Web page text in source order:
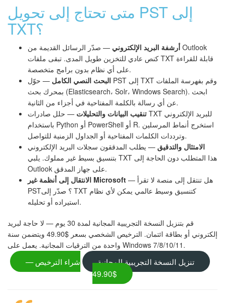
متى تحتاج إلى تحويل PST إلى
TXT؟
أرشفة البريد الإلكتروني — صدّر الرسائل القديمة من Outlook
كنص عادي للتخزين طويل المدى. تبقى ملفات TXT قابلة للقراءة
على أي نظام بدون برامج متخصصة.
البحث النصي الكامل — حوّل PST إلى TXT وقم بفهرسة الملفات
بمحرك بحث (Elasticsearch، Solr، Windows Search). ابحث
عن أي رسالة بالكلمة المفتاحية في أجزاء من الثانية.
تنقيب البيانات والتحليلات — حلل صادرات TXT للبريد الإلكتروني
باستخدام Python أو PowerShell أو R. استخرج أنماط المرسلين
وترددات الكلمات المفتاحية أو الجداول الزمنية للتواصل.
الامتثال والتدقيق — يطلب المدققون سجلات البريد الإلكتروني
بتنسيق بسيط غير مملوك. يلبي TXT هذا المتطلب دون الحاجة إلى
Outlook على جهاز المدقق.
الانتقال إلى أنظمة غير Microsoft — هل تنتقل إلى منصة لا تقرأ
PST؟ صدّر إلى TXT كتنسيق وسيط عالمي يمكن لأي نظام
استيراده أو تحليله.
قم بتنزيل النسخة التجريبية المجانية لمدة 30 يوم — لا حاجة لبريد
إلكتروني أو بطاقة ائتمان. الترخيص الشخصي بسعر $49.90 ويتضمن سنة
واحدة من الترقيات المجانية. يعمل على Windows 7/8/10/11.
تنزيل النسخة التجريبية المجانية
شراء الترخيص —
$49.90